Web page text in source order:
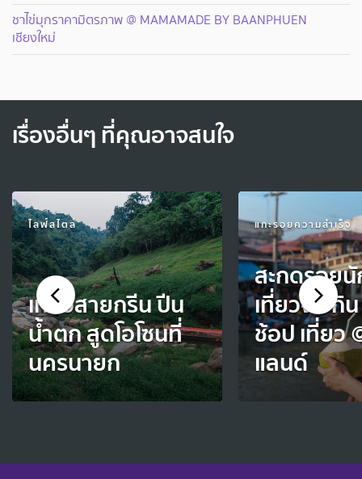
ชาไข่มุกราคามิตรภาพ @ MAMAMADE BY BAANPHUEN
เชียงใหม่
เรื่องอื่นๆ ที่คุณอาจสนใจ
ไลฟ์สไตล์
เที่ยวสายกรีน ปีน
น้ำตก สูดโอโซนที่
นครนายก
แกะรอยความสำเร็จ
สะกดรอย
เที่ยวจีน กิ
ช้อป เที่ยว
แลนด์